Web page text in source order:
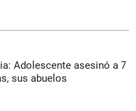
Adolescente asesinó a 7
sus abuelos